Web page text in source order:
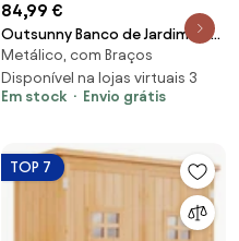
84,99 €
Outsunny Banco de Jardim de
Aço Banco de Exterior com
Apoio para os Braços e Encosto
Decorativo 127x60x85 cm
Portugal
Metálico, com Braços
Disponível na lojas virtuais 3
Em stock
Envio grátis
TOP 7